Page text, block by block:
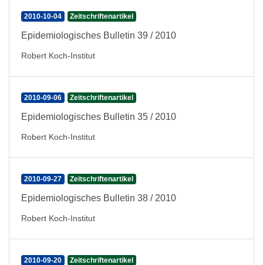
2010-10-04 Zeitschriftenartikel
Epidemiologisches Bulletin 39 / 2010
Robert Koch-Institut
2010-09-06 Zeitschriftenartikel
Epidemiologisches Bulletin 35 / 2010
Robert Koch-Institut
2010-09-27 Zeitschriftenartikel
Epidemiologisches Bulletin 38 / 2010
Robert Koch-Institut
2010-09-20 Zeitschriftenartikel